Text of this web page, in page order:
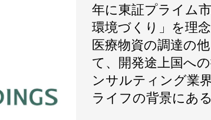
年に東証プライム
環境づくり」を理
医療物資の調達の
て、開発途上国へ
ンサルティング業
ライフの背景にあ